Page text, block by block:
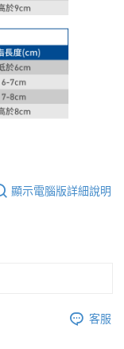
顯示電腦版詳細說明
客服